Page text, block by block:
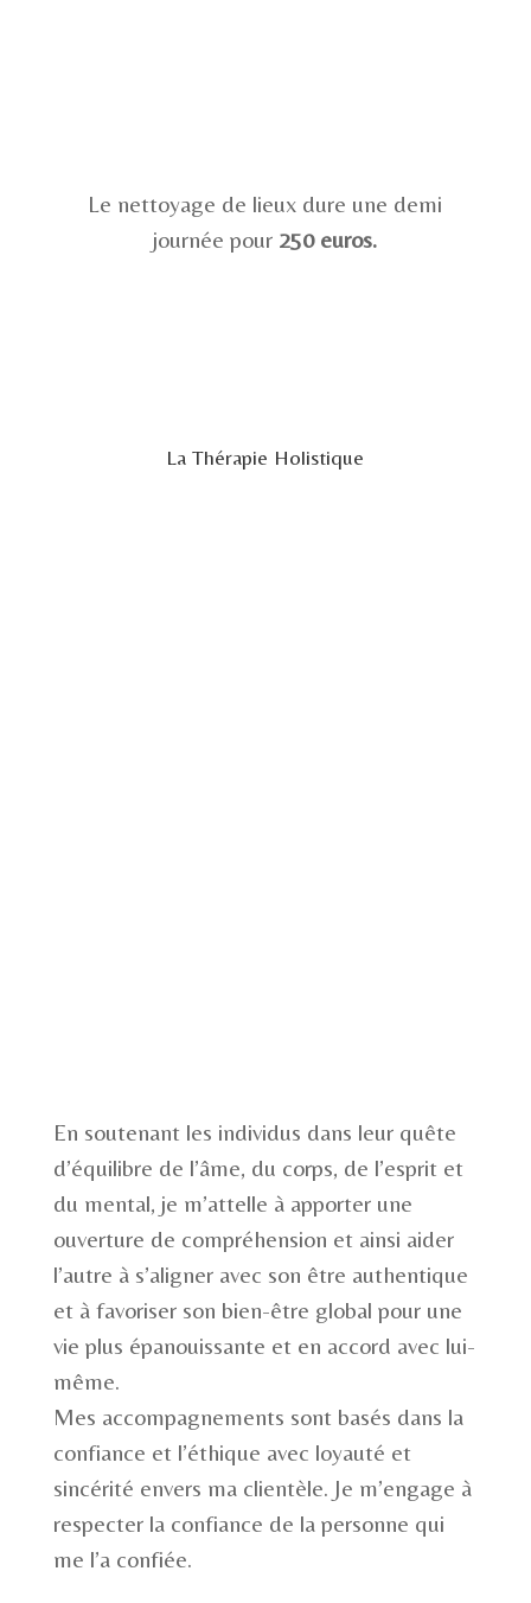
Le nettoyage de lieux dure une demi
journée pour 250 euros.
La Thérapie Holistique
En soutenant les individus dans leur quête
d’équilibre de l’âme, du corps, de l’esprit et
du mental, je m’attelle à apporter une
ouverture de compréhension et ainsi aider
l’autre à s’aligner avec son être authentique
et à favoriser son bien-être global pour une
vie plus épanouissante et en accord avec lui-
même.
Mes accompagnements sont basés dans la
confiance et l’éthique avec loyauté et
sincérité envers ma clientèle. Je m’engage à
respecter la confiance de la personne qui
me l’a confiée.